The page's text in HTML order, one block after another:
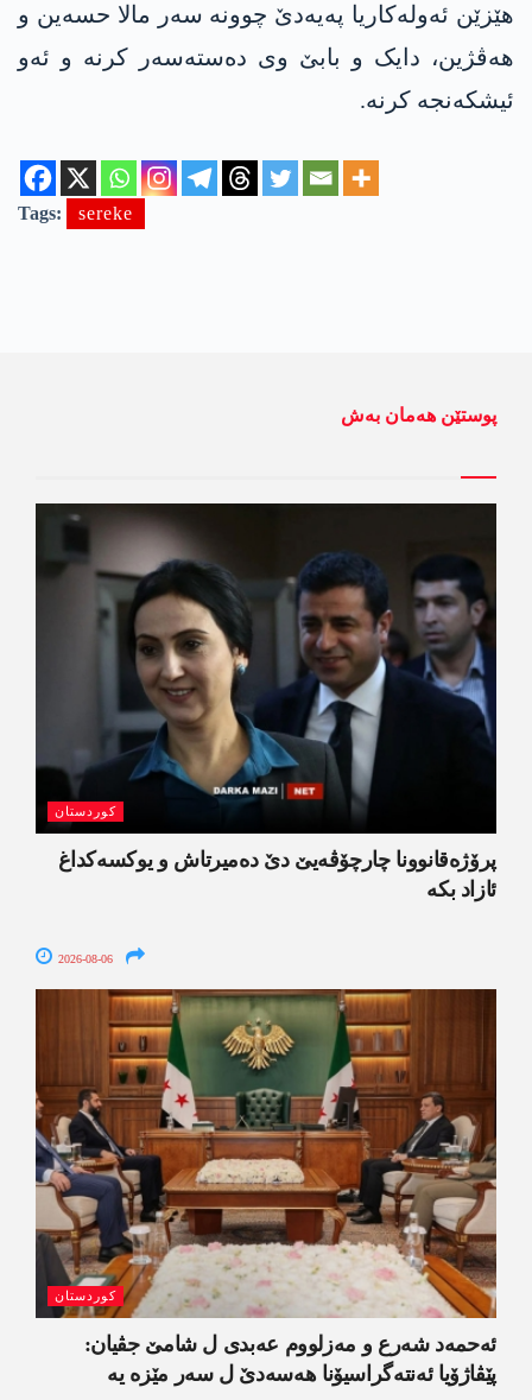
هێزێن ئەولەکاریا پەیەدێ چوونە سەر مالا حسەین و
هەڤژین، دایک و بابێ وی دەستەسەر کرنە و ئەو
ئیشکەنجە کرنە.
Tags: sereke
پوستێن ھەمان بەش
کوردستان
پرۆژەقانوونا چارچۆڤەیێ دێ دەمیرتاش و یوکسەکداغ
ئازاد بکە
2026-08-06
کوردستان
ئەحمەد شەرع و مەزلووم عەبدی ل شامێ جڤیان:
پێڤاژۆیا ئەنتەگراسیۆنا ھەسەدێ ل سەر مێزە یە